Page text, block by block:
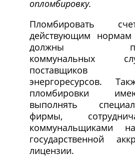
опломбировку.
Пломбировать
действующим
должны
коммунальных
поставщиков
энергоресурсов.
пломбировки
выполнять
фирмы,
коммунальщиками
государственной
лицензии.